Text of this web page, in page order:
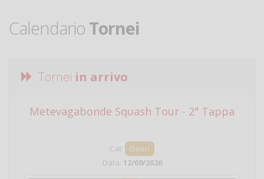
Calendario Tornei
Tornei in arrivo
Metevagabonde Squash Tour - 2ª Tappa
Cat:
Open
Data: 12/09/2026